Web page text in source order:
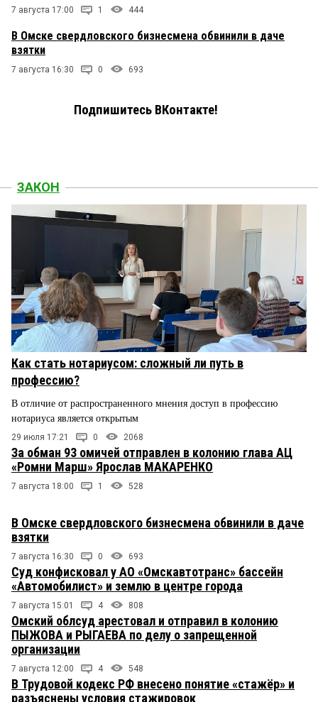
7 августа 17:00 1 444
В Омске свердловского бизнесмена обвинили в даче
взятки
7 августа 16:30 0 693
Подпишитесь ВКонтакте!
ЗАКОН
Как стать нотариусом: сложный ли путь в
профессию?
В отличие от распространенного мнения доступ в профессию
нотариуса является открытым
29 июля 17:21 0 2068
За обман 93 омичей отправлен в колонию глава АЦ
«Ромни Марш» Ярослав МАКАРЕНКО
7 августа 18:00 1 528
В Омске свердловского бизнесмена обвинили в даче
взятки
7 августа 16:30 0 693
Суд конфисковал у АО «Омскавтотранс» бассейн
«Автомобилист» и землю в центре города
7 августа 15:01 4 808
Омский облсуд арестовал и отправил в колонию
ПЫЖОВА и РЫГАЕВА по делу о запрещенной
организации
7 августа 12:00 4 548
В Трудовой кодекс РФ внесено понятие «стажёр» и
разъяснены условия стажировок